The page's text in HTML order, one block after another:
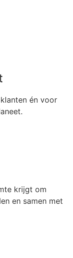
én voor
krijgt om
en samen met